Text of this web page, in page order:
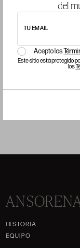
del
TU EMAIL
Acepto los
Este sitio está protegido
los
Pareja de
Precio salida 600 €
HISTORIA
EQUIPO